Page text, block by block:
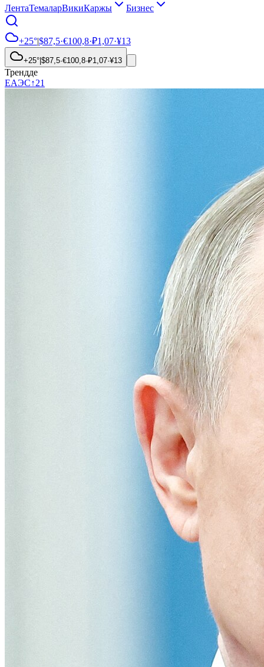
ЛентаТемаларВикиКаржы Бизнес
+25°|$87,5·€100,8·₽1,07·¥13
+25° $87,5·€100,8·₽1,07·¥13
Трендде
ЕАЭС↑21